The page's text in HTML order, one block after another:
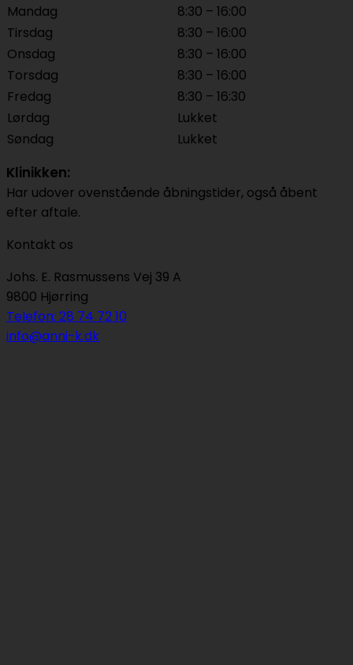
Mandag
8:30 – 16:00
Tirsdag
8:30 – 16:00
Onsdag
8:30 – 16:00
Torsdag
8:30 – 16:00
Fredag
8:30 – 16:30
Lørdag
Lukket
Søndag
Lukket
Klinikken:
Har udover ovenstående åbningstider, også åbent
efter aftale.
Kontakt os
Johs. E. Rasmussens Vej 39 A
9800 Hjørring
Telefon: 28 74 72 10
info@anni-k.dk